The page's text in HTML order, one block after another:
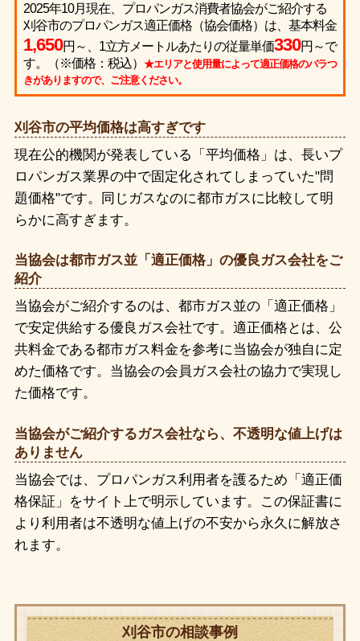
2025年10月現在、プロパンガス消費者協会がご紹介する
刈谷市のプロパンガス適正価格（協会価格）は、基本料金
1,650円～、1立方メートルあたりの従量単価330円～で
す。（※価格：税込） ★エリアと使用量によって適正価格のバラつ
きがありますので、ご注意ください。
刈谷市の平均価格は高すぎです
現在公的機関が発表している「平均価格」は、長いプ
ロパンガス業界の中で固定化されてしまっていた"問
題価格"です。同じガスなのに都市ガスに比較して明
らかに高すぎます。
当協会は都市ガス並「適正価格」の優良ガス会社をご
紹介
当協会がご紹介するのは、都市ガス並の「適正価格」
で安定供給する優良ガス会社です。適正価格とは、公
共料金である都市ガス料金を参考に当協会が独自に定
めた価格です。当協会の会員ガス会社の協力で実現し
た価格です。
当協会がご紹介するガス会社なら、不透明な値上げは
ありません
当協会では、プロパンガス利用者を護るため「適正価
格保証」をサイト上で明示しています。この保証書に
より利用者は不透明な値上げの不安から永久に解放さ
れます。
刈谷市の相談事例